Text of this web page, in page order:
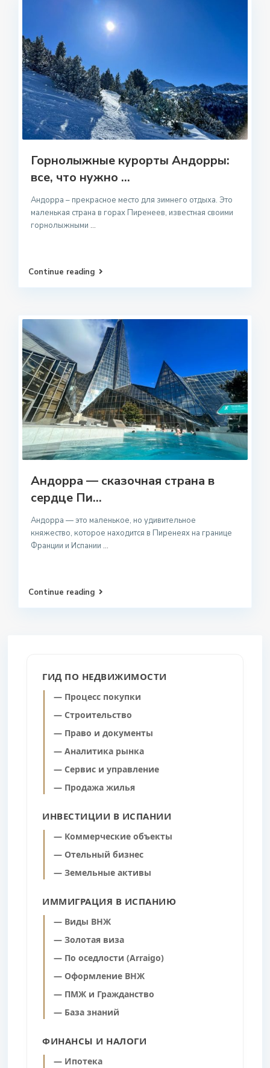
Горнолыжные курорты Андорры:
все, что нужно ...
Андорра – прекрасное место для зимнего отдыха. Это
маленькая страна в горах Пиренеев, известная своими
горнолыжными ...
Continue reading
Андорра — сказочная страна в
сердце Пи...
Андорра — это маленькое, но удивительное
княжество, которое находится в Пиренеях на границе
Франции и Испании ...
Continue reading
ГИД ПО НЕДВИЖИМОСТИ
— Процесс покупки
— Строительство
— Право и документы
— Аналитика рынка
— Сервис и управление
— Продажа жилья
ИНВЕСТИЦИИ В ИСПАНИИ
— Коммерческие объекты
— Отельный бизнес
— Земельные активы
ИММИГРАЦИЯ В ИСПАНИЮ
— Виды ВНЖ
— Золотая виза
— По оседлости (Arraigo)
— Оформление ВНЖ
— ПМЖ и Гражданство
— База знаний
ФИНАНСЫ И НАЛОГИ
— Ипотека